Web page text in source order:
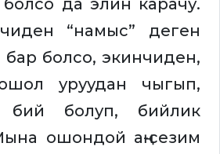
да элин карачу.
“намыс” деген
бар болсо, экинчиден,
уруудан чыгып,
болуп, бийлик
ошондой аң-сезим